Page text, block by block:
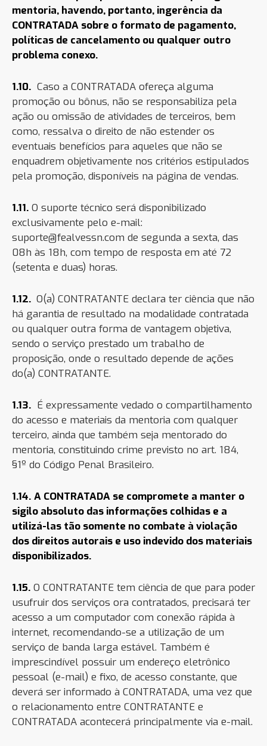
mentoria, havendo, portanto, ingerência da
CONTRATADA sobre o formato de pagamento,
políticas de cancelamento ou qualquer outro
problema conexo.
1.10. Caso a CONTRATADA ofereça alguma
promoção ou bônus, não se responsabiliza pela
ação ou omissão de atividades de terceiros, bem
como, ressalva o direito de não estender os
eventuais benefícios para aqueles que não se
enquadrem objetivamente nos critérios estipulados
pela promoção, disponíveis na página de vendas.
1.11. O suporte técnico será disponibilizado
exclusivamente pelo e-mail:
suporte@fealvessn.com de segunda a sexta, das
08h às 18h, com tempo de resposta em até 72
(setenta e duas) horas.
1.12. O(a) CONTRATANTE declara ter ciência que não
há garantia de resultado na modalidade contratada
ou qualquer outra forma de vantagem objetiva,
sendo o serviço prestado um trabalho de
proposição, onde o resultado depende de ações
do(a) CONTRATANTE.
1.13. É expressamente vedado o compartilhamento
do acesso e materiais da mentoria com qualquer
terceiro, ainda que também seja mentorado do
mentoria, constituindo crime previsto no art. 184,
§1º do Código Penal Brasileiro.
1.14. A CONTRATADA se compromete a manter o
sigilo absoluto das informações colhidas e a
utilizá-las tão somente no combate à violação
dos direitos autorais e uso indevido dos materiais
disponibilizados.
1.15. O CONTRATANTE tem ciência de que para poder
usufruir dos serviços ora contratados, precisará ter
acesso a um computador com conexão rápida à
internet, recomendando-se a utilização de um
serviço de banda larga estável. Também é
imprescindível possuir um endereço eletrônico
pessoal (e-mail) e fixo, de acesso constante, que
deverá ser informado à CONTRATADA, uma vez que
o relacionamento entre CONTRATANTE e
CONTRATADA acontecerá principalmente via e-mail.